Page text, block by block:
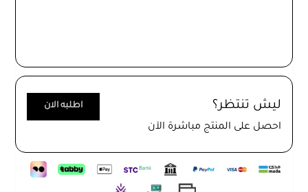
الكمبيوتر اللوحي والسماعات واجهزة الشحن الاخرى.
يوفر هذا المنتج من ماركة بيرق
امبير مما يعني انه يمكن توصيل العديد من الاجهزة في وقت
واحد دون اي مشاكل.
ياتي هذا الفيش بتصميم ذهبي انيق يضيف لمسة جمالية الى اي
ليش تنتظر؟
احصل على المنتج مباشرة الآن
اطلبه الان